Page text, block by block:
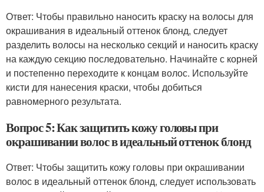
Ответ: Чтобы правильно наносить краску на волосы для
окрашивания в идеальный оттенок блонд, следует
разделить волосы на несколько секций и наносить краску
на каждую секцию последовательно. Начинайте с корней
и постепенно переходите к концам волос. Используйте
кисти для нанесения краски, чтобы добиться
равномерного результата.
Вопрос 5: Как защитить кожу головы при
окрашивании волос в идеальный оттенок блонд
Ответ: Чтобы защитить кожу головы при окрашивании
волос в идеальный оттенок блонд, следует использовать